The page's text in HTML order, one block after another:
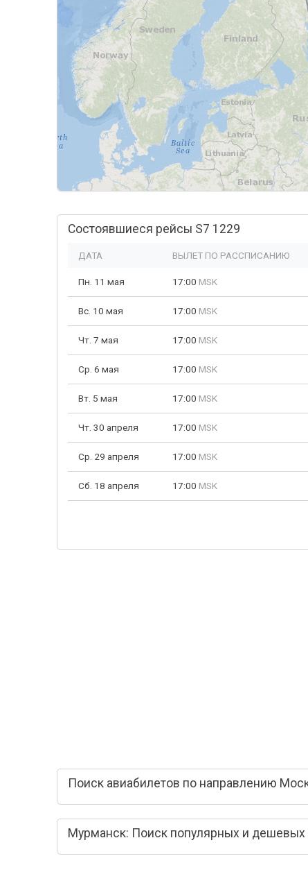
Состоявшиеся рейсы S7 1229
ДАТА ВЫЛЕТ ПО РАССПИСАНИЮ
Пн. 11 мая 17:00 MSK
Вс. 10 мая 17:00 MSK
Чт. 7 мая 17:00 MSK
Ср. 6 мая 17:00 MSK
Вт. 5 мая 17:00 MSK
Чт. 30 апреля 17:00 MSK
Ср. 29 апреля 17:00 MSK
Сб. 18 апреля 17:00 MSK
Поиск авиабилетов по направлению
Мурманск: Поиск популярных и дешевых